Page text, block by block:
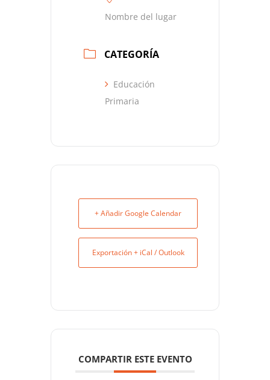
Nombre del lugar
CATEGORÍA
Educación
Primaria
+ Añadir Google Calendar
Exportación + iCal / Outlook
COMPARTIR ESTE EVENTO